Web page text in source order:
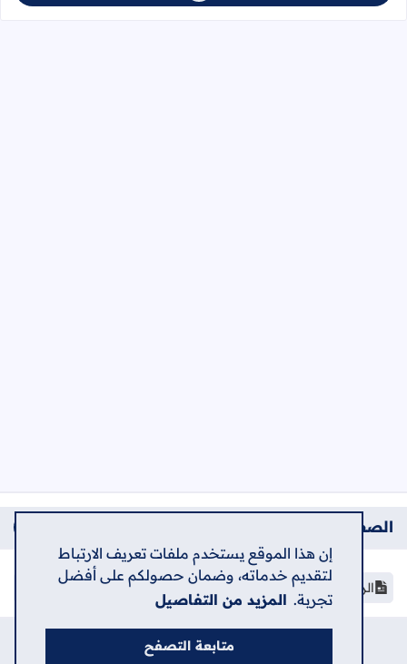
إن هذا الموقع يستخدم ملفات تعريف الارتباط
لتقديم خدماته، وضمان حصولكم على أفضل
تجربة. المزيد من التفاصيل
متابعة التصفح
الصفحات
الرئيسية
اتصل بنا سياسة الخصوصية